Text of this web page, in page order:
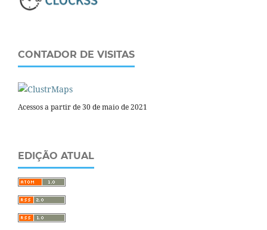
CONTADOR DE VISITAS
Acessos a partir de 30 de maio de 2021
EDIÇÃO ATUAL